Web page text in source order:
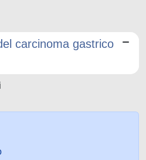
carcinoma gastrico